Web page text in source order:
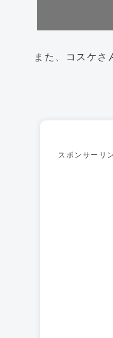
また、コスケさ
スポンサーリ